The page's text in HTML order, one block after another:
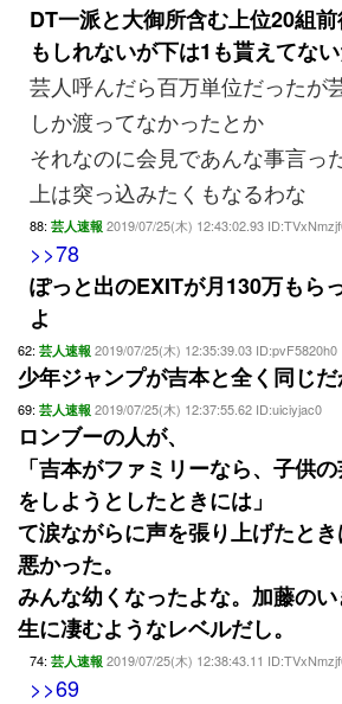
DT一派と大御所含む上位20組
もしれないが下は1も貰えてな
芸人呼んだら百万単位だったが
しか渡ってなかったとか
それなのに会見であんな事言っ
上は突っ込みたくもなるわな
88: 芸人速報 2019/07/25(木) 12:43:02.93
>>78
ぽっと出のEXITが月130万もら
よ
62: 芸人速報 2019/07/25(木) 12:35:39.03 ID:pvF5820h0
少年ジャンプが吉本と全く同じ
69: 芸人速報 2019/07/25(木) 12:37:55.62 ID:uiciyjac0
ロンブーの人が、
「吉本がファミリーなら、子供
をしようとしたときには」
て涙ながらに声を張り上げたと
悪かった。
みんな幼くなったよな。加藤の
生に凄むようなレベルだし。
74: 芸人速報 2019/07/25(木) 12:38:43.11
>>69